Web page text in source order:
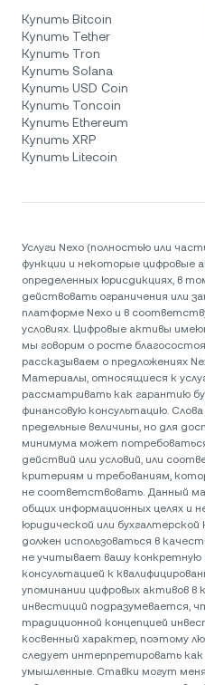
Купить Bitcoin
Купить Tether
Купить Tron
Купить Solana
Купить USD Coin
Купить Toncoin
Купить Ethereum
Купить XRP
Купить Litecoin
Услуги Nexo (полностью или
функции и некоторые цифровые
определенных юрисдикциях, в
действовать ограничения или
платформе Nexo и в
условиях. Цифровые активы
мы говорим о росте
рассказываем о предложениях
Материалы, относящиеся к
рассматривать как гарантию
финансовую консультацию.
предельные величины, но для
минимума может
действий или условий, или
критериям и требованиям,
не соответствовать. Данный
общих информационных целях и
юридической или
должен использоваться в
не учитывает вашу
консультацией к
упоминании цифровых активов в
инвестиций подразумевается,
традиционной концепцией
косвенный характер, поэтому
следует интерпретировать как
умышленные. Ставки могут